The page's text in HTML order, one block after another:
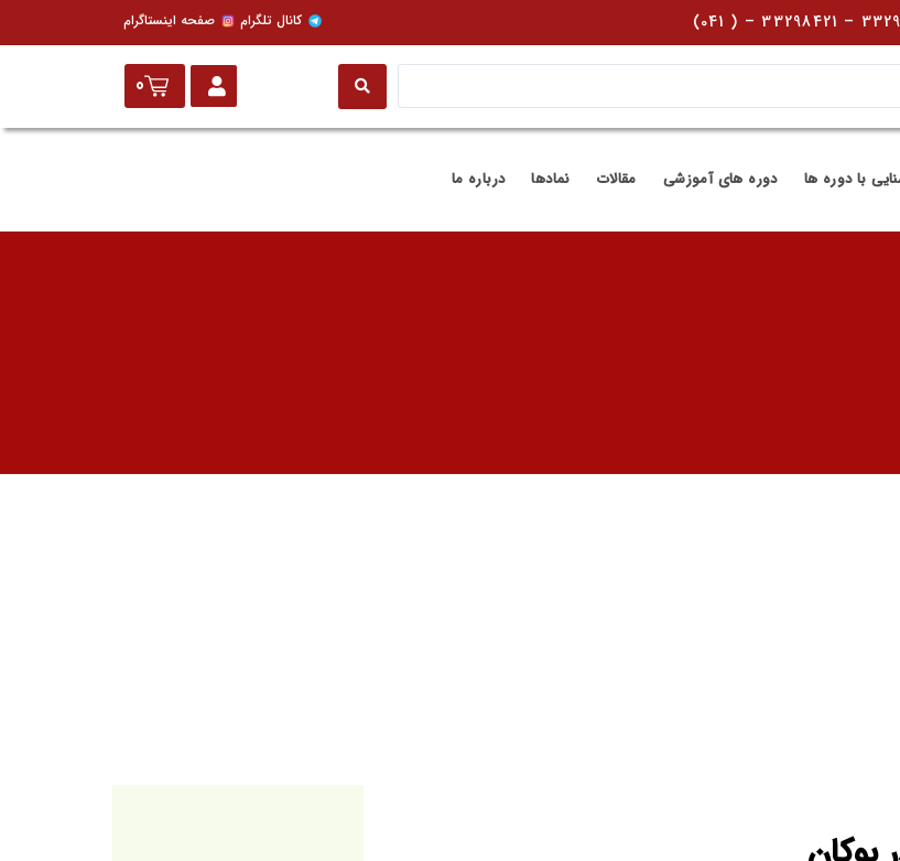
33293958 – کانال تلگرام صفحه اینستاگرام
0
با دوره ها دوره های آموزشی مقالات نمادها درباره ما